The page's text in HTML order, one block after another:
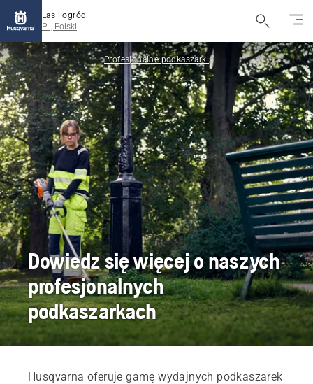
Las i ogród
PL, Polski
Profesjonalne podkaszarki
Dowiedz się więcej o naszych
profesjonalnych
podkaszarkach
Husqvarna oferuje gamę wydajnych podkaszarek